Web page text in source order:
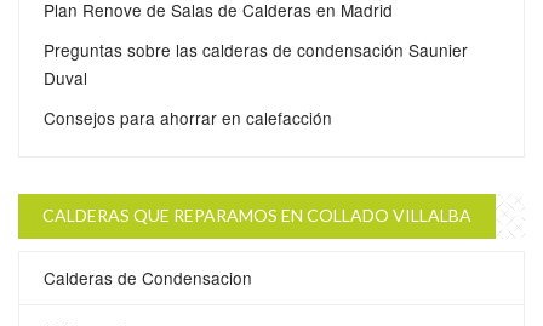
Plan Renove de Salas de Calderas en Madrid
Preguntas sobre las calderas de condensación Saunier
Duval
Consejos para ahorrar en calefacción
CALDERAS QUE REPARAMOS EN COLLADO VILLALBA
Calderas de Condensacion